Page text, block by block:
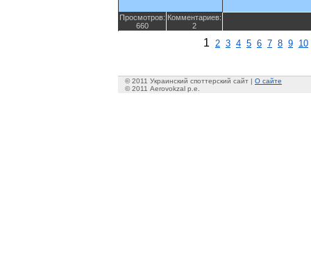
Просмотров:
660
Комментариев:
2
1 2 3 4 5 6 7 8 9 10
© 2011 Украинский споттерский сайт | О сайте
© 2011 Aerovokzal p.e.